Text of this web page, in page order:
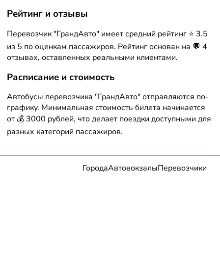
Рейтинг и отзывы
Перевозчик "ГрандАвто" имеет средний рейтинг ⭐ 3.5
из 5 по оценкам пассажиров. Рейтинг основан на 💬 4
отзывах, оставленных реальными клиентами.
Расписание и стоимость
Автобусы перевозчика "ГрандАвто" отправляются по-
графику. Минимальная стоимость билета начинается
от 💰 3000 рублей, что делает поездки доступными для
разных категорий пассажиров.
ГородаАвтовокзалыПеревозчики